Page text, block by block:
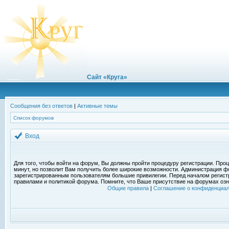
Сайт «Круга»
Сообщения без ответов | Активные темы
Список форумов
Вход
Для того, чтобы войти на форум, Вы должны пройти процедуру регистрации.
минут, но позволит Вам получить более широкие возможности. Администрация
зарегистрированным пользователям большие привилегии. Перед началом
правилами и политикой форума. Помните, что Ваше присутствие на форумах
Общие правила| Соглашение о